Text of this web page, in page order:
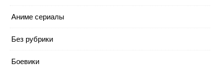
Аниме сериалы
Без рубрики
Боевики